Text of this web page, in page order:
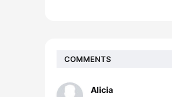
COMMENTS
Alicia